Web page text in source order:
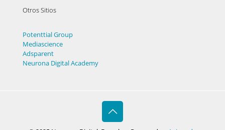
Otros Sitios
Potenttial Group
Mediascience
Adsparent
Neurona Digital Academy